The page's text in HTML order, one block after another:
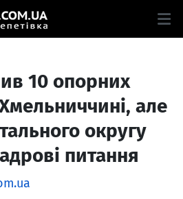
10 опорних
але
округу
питання